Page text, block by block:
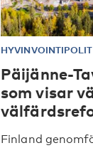
Päijänne-
som visar
Finland